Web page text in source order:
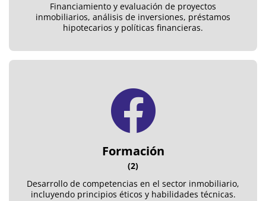
Financiamiento y evaluación de proyectos
inmobiliarios, análisis de inversiones, préstamos
hipotecarios y políticas financieras.
Formación
(2)
Desarrollo de competencias en el sector inmobiliario,
incluyendo principios éticos y habilidades técnicas.